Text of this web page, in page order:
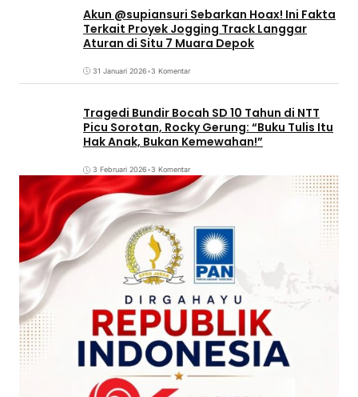
Akun @supiansuri Sebarkan Hoax! Ini Fakta
Terkait Proyek Jogging Track Langgar
Aturan di Situ 7 Muara Depok
31 Januari 2026•3 Komentar
Tragedi Bundir Bocah SD 10 Tahun di NTT
Picu Sorotan, Rocky Gerung: “Buku Tulis Itu
Hak Anak, Bukan Kemewahan!”
3 Februari 2026•3 Komentar